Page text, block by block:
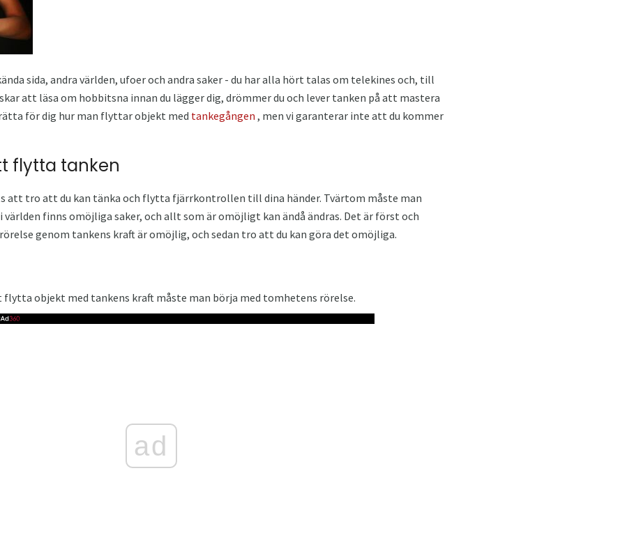
sida, andra världen, ufoer och andra saker - du har alla hört talas om telekines och, till
att läsa om hobbitsna innan du lägger dig, drömmer du och lever tanken på att mastera
för dig hur man flyttar objekt med tankegången , men vi garanterar inte att du kommer
flytta tanken
att tro att du kan tänka och flytta fjärrkontrollen till dina händer. Tvärtom måste man
finns omöjliga saker, och allt som är omöjligt kan ändå ändras. Det är först och
genom tankens kraft är omöjlig, och sedan tro att du kan göra det omöjliga.
objekt med tankens kraft måste man börja med tomhetens rörelse.
ad